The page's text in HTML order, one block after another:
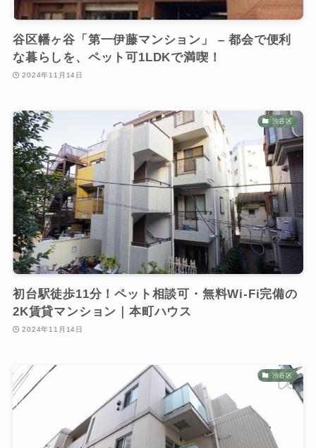
谷区幡ヶ谷「第一伊藤マンション」 – 都会で便利
な暮らしを、ペット可1LDKで満喫！
2024年11月14日
渋谷区
初台駅徒歩11分！ペット相談可・無料Wi-Fi完備の
2K賃貸マンション｜本町ハウス
2024年11月14日
渋谷区